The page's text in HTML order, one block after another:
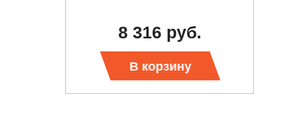
8 316 руб.
В корзину